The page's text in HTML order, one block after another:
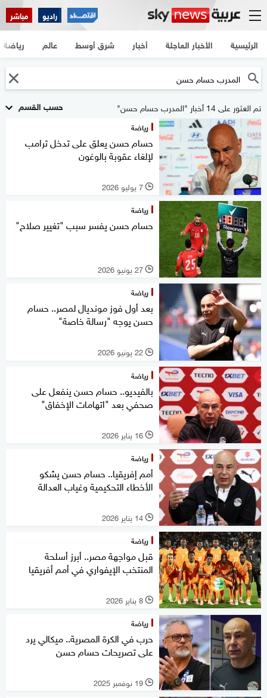
راديو مباشر
الرئيسية الأخبار العاجلة أخبار شرق أوسط عالم رياضة
حسب القسم تم العثور على 14 أخبار "المدرب حسام حسن"
رياضة
حسام حسن يعلق على تدخل ترامب
لإلغاء عقوبة بالوغون
l 7 يوليو 2026
رياضة
حسام حسن يفسر سبب "تغيير صلاح"
l 27 يونيو 2026
رياضة
بعد أول فوز مونديال لمصر.. حسام
حسن يوجه "رسالة خاصة"
l 22 يونيو 2026
رياضة
بالفيديو.. حسام حسن ينفعل على
صحفي بعد "اتهامات الإخفاق"
l 16 يناير 2026
رياضة
أمم إفريقيا.. حسام حسن يشكو
الأخطاء التحكيمية وغياب العدالة
l 14 يناير 2026
رياضة
قبل مواجهة مصر.. أبرز أسلحة
المنتخب الإيفواري في أمم أفريقيا
l 8 يناير 2026
رياضة
حرب في الكرة المصرية.. ميكالي يرد
على تصريحات حسام حسن
l 19 نوفمبر 2025